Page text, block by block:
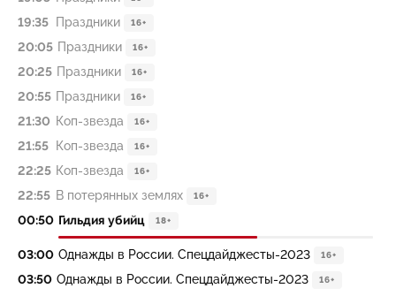
19:35 Праздники 16+
20:05 Праздники 16+
20:25 Праздники 16+
20:55 Праздники 16+
21:30 Коп-звезда 16+
21:55 Коп-звезда 16+
22:25 Коп-звезда 16+
22:55 В потерянных землях 16+
00:50 Гильдия убийц 18+
03:00 Однажды в России. Спецдайджесты-2023 16+
03:50 Однажды в России. Спецдайджесты-2023 16+